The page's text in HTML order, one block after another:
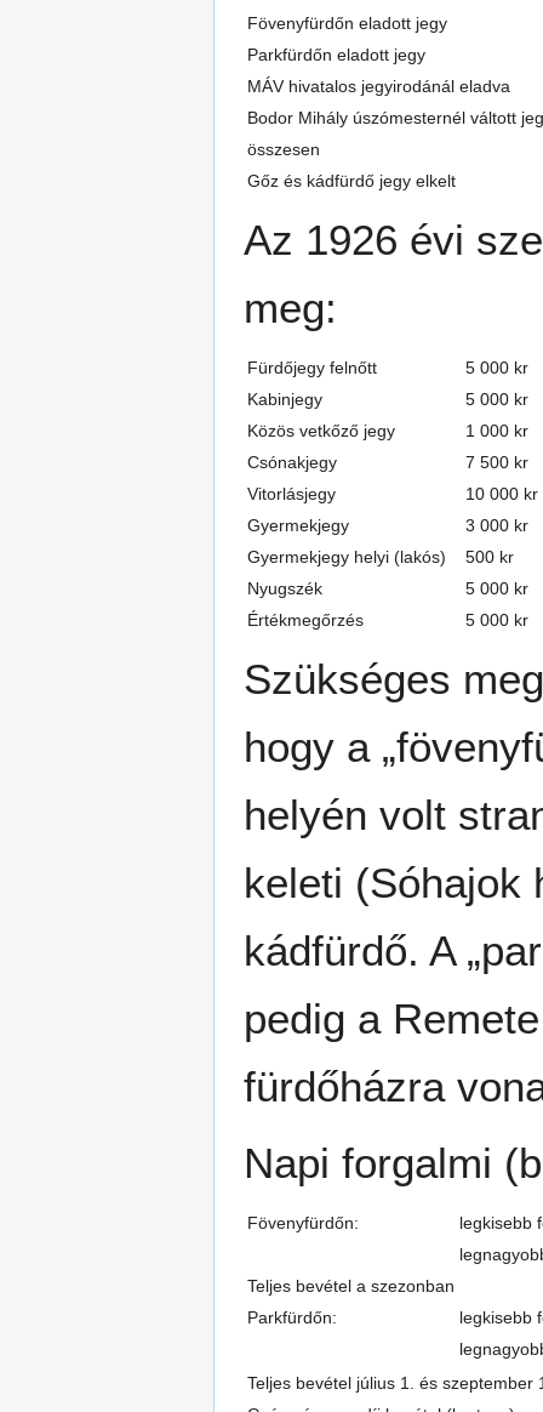
Fövenyfürdőn eladott jegy
Parkfürdőn eladott jegy
MÁV hivatalos jegyirodánál eladva
Bodor Mihály úszómesternél váltott
összesen
Gőz és kádfürdő jegy elkelt
Az 1926 évi
meg:
Fürdőjegy felnőtt
5 000 kr
Kabinjegy
5 000 kr
Közös vetkőző jegy
1 000 kr
Csónakjegy
7 500 kr
Vitorlásjegy
10 000 kr
Gyermekjegy
3 000 kr
Gyermekjegy helyi (lakós)
500 kr
Nyugszék
5 000 kr
Értékmegőrzés
5 000 kr
Szükséges
hogy a
helyén volt
keleti (Sóhajok
kádfürdő. A
pedig a
fürdőházra
Napi forgalmi
Fövenyfürdőn:
legkisebb
Teljes bevétel a szezonban
Parkfürdőn:
legkisebb
Teljes bevétel július 1. és szeptember